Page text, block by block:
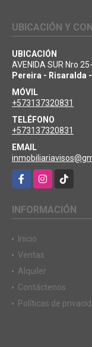
UBICACIÓN Y
UBICACIÓN
AVENIDA SUR Nro
Pereira - Risaralda
MÓVIL
+573137320831
TELÉFONO
+573137320831
EMAIL
FacebookInstagramTikTok
INFORMACIÓN
Inicio
Ventas
Alquiler
Contáctenos
Políticas de